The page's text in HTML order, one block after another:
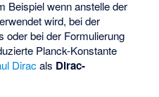
Beispiel wenn anstelle der
wird, bei der
oder bei der Formulierung
Planck-Konstante
Diracals Dirac-